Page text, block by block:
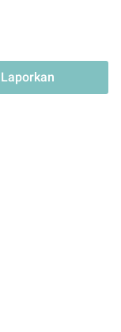
Laporkan